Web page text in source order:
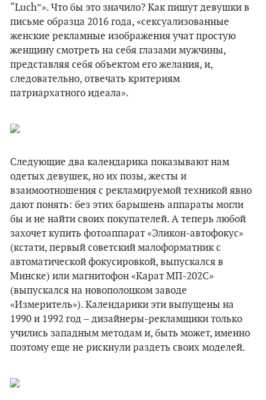
“Luch”». Что бы это значило? Как пишут девушки в
письме образца 2016 года, «сексуализованные
женские рекламные изображения учат простую
женщину смотреть на себя глазами мужчины,
представляя себя объектом его желания, и,
следовательно, отвечать критериям
патриархатного идеала».
Следующие два календарика показывают нам
одетых девушек, но их позы, жесты и
взаимоотношения с рекламируемой техникой явно
дают понять: без этих барышень аппараты могли
бы и не найти своих покупателей. А теперь любой
захочет купить фотоаппарат «Эликон-автофокус»
(кстати, первый советский малоформатник с
автоматической фокусировкой, выпускался в
Минске) или магнитофон «Карат МП-202С»
(выпускался на новополоцком заводе
«Измеритель»). Календарики эти выпущены на
1990 и 1992 год – дизайнеры-рекламщики только
учились западным методам и, быть может, именно
поэтому еще не рискнули раздеть своих моделей.